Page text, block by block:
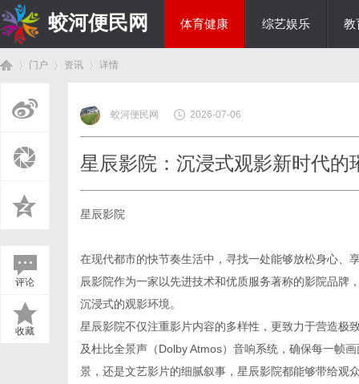
蛟河便民网 体育健康 综艺娱乐 教
门户 资讯
›
详情
评论
收藏
蛟河便民网 2026-07-06
星辰影院：沉浸式观影新时代的
星辰影院
在现代都市的快节奏生活中，寻找一处能够放松身心、
辰影院作为一家以先进技术和优质服务著称的影院品牌
沉浸式的观影环境。
星辰影院不仅注重影片内容的多样性，更致力于营造极
及杜比全景声（Dolby Atmos）音响系统，确保每一帧
景，还是文艺影片的细腻叙事，星辰影院都能够带给观